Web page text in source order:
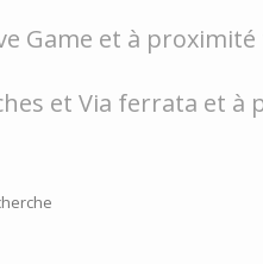
Game et à
et Via ferrata et à